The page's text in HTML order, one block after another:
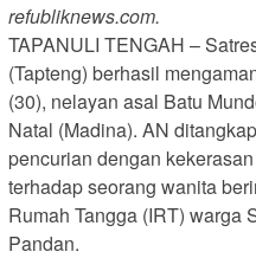
refubliknews.com.
TAPANULI TENGAH –
(Tapteng) berhasil
(30), nelayan asal Batu
Natal (Madina). AN
pencurian dengan
terhadap seorang wanita
Rumah Tangga (IRT) warga
Pandan.